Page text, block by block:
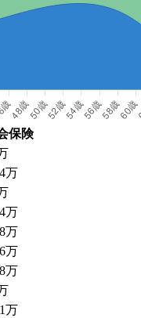
保険
万
万
万
万
万
万